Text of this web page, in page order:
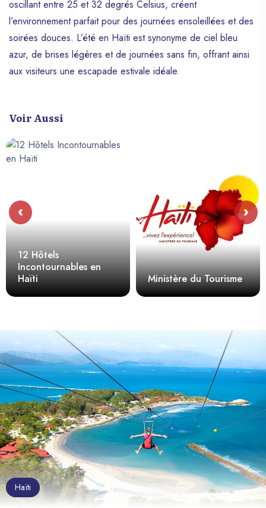
oscillant entre 25 et 32 degrés Celsius, créent
l’environnement parfait pour des journées ensoleillées et des
soirées douces. L’été en Haïti est synonyme de ciel bleu
azur, de brises légères et de journées sans fin, offrant ainsi
aux visiteurs une escapade estivale idéale.
Voir Aussi
12 Hôtels
Incontournables en
Haïti
Ministère du Tourisme
‹ ›
Haïti